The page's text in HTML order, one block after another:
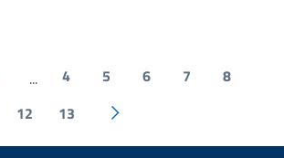
... 4 5 6 7
8
12 13